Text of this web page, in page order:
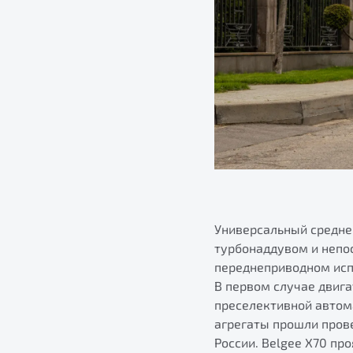
Универсальный
турбонаддувом и
переднеприводном
В первом случае
преселективной
агрегаты прошли
России. Belgee X70